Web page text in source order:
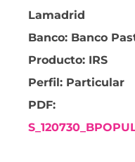
Lamadrid
Banco: Banco
Producto: IRS
Perfil: Particular
PDF: